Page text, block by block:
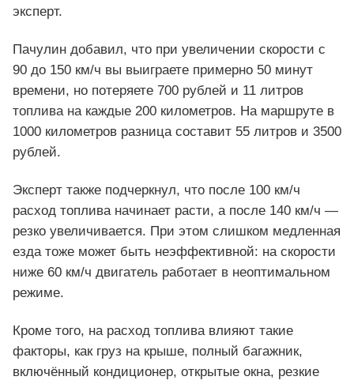
эксперт.
Пачулин добавил, что при увеличении скорости с
90 до 150 км/ч вы выиграете примерно 50 минут
времени, но потеряете 700 рублей и 11 литров
топлива на каждые 200 километров. На маршруте в
1000 километров разница составит 55 литров и 3500
рублей.
Эксперт также подчеркнул, что после 100 км/ч
расход топлива начинает расти, а после 140 км/ч —
резко увеличивается. При этом слишком медленная
езда тоже может быть неэффективной: на скорости
ниже 60 км/ч двигатель работает в неоптимальном
режиме.
Кроме того, на расход топлива влияют такие
факторы, как груз на крыше, полный багажник,
включённый кондиционер, открытые окна, резкие